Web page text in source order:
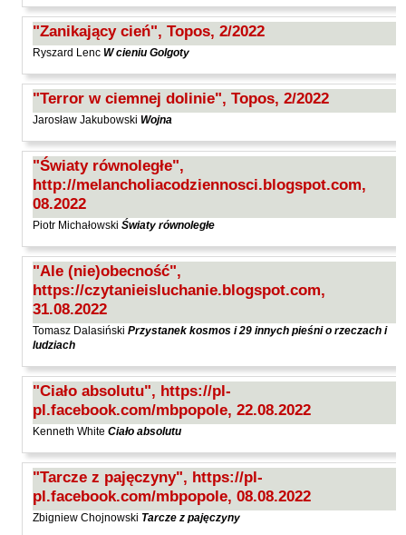
Wasilewski Andrzej
Wasilonek Krzysztof
Wernikowski Sławomir
White Kenneth
Wieseltier Alex
Wiśniewski Marek
Wojciechowicz Zbigniew
Wojciechowski Andrzej
Wójcik Bartosz
Wróblewski Grzegorz
Wróblewski Maciej
Zamysłowski Wojciech
Zawadski Jurij
Zegadło Marcin
Zelwan Marta
Zubiński Tadeusz
Zwilnian-Grabowski Tadeusz
Żuliński Leszek
"Zanikający cień", Topos, 2/2022
Ryszard Lenc W cieniu Golgoty
"Terror w ciemnej dolinie", Topos, 2/2022
Jarosław Jakubowski Wojna
"Światy równoległe",
http://melancholiacodziennosci.blogspot.com,
08.2022
Piotr Michałowski Światy równoległe
"Ale (nie)obecność",
https://czytanieisluchanie.blogspot.com,
31.08.2022
Tomasz Dalasiński Przystanek kosmos i 29 innych pieśni o rzeczach i
ludziach
"Ciało absolutu", https://pl-
pl.facebook.com/mbpopole, 22.08.2022
Kenneth White Ciało absolutu
"Tarcze z pajęczyny", https://pl-
pl.facebook.com/mbpopole, 08.08.2022
Zbigniew Chojnowski Tarcze z pajęczyny